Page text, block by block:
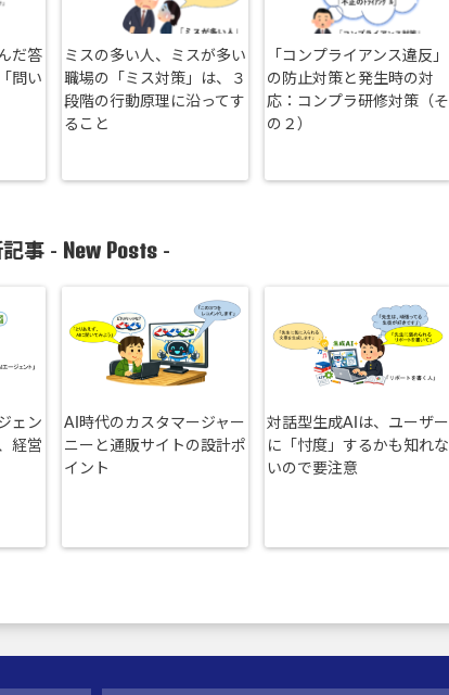
だ答
問い
ミスの多い人、ミスが多い
職場の「ミス対策」は、３
段階の行動原理に沿ってす
ること
「コンプライアンス違反」
の防止対策と発生時の対
応：コンプラ研修対策（そ
の２）
事 - New Posts -
ェン
経営
AI時代のカスタマージャー
ニーと通販サイトの設計ポ
イント
対話型生成AIは、ユーザー
に「忖度」するかも知れな
いので要注意